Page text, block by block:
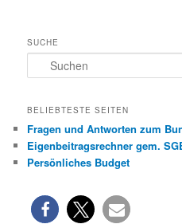
SUCHE
u
h
n
BELIEBTESTE SEITEN
Fragen und Antworten zum
Eigenbeitragsrechner gem.
Persönliches Budget